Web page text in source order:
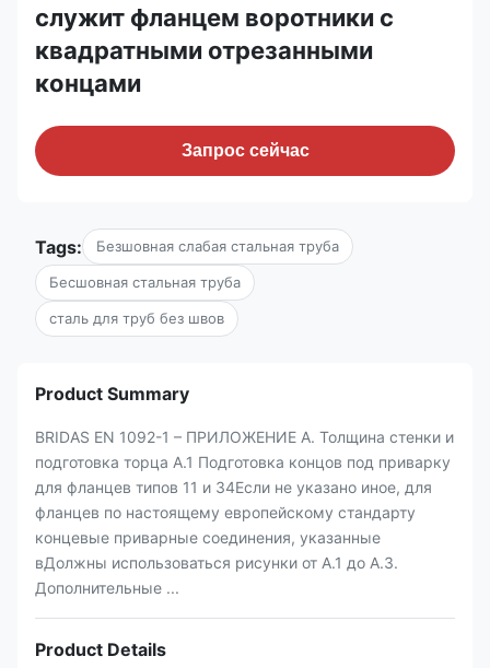
служит фланцем воротники с
квадратными отрезанными
концами
Запрос сейчас
Tags: Безшовная слабая стальная труба
Бесшовная стальная труба
сталь для труб без швов
Product Summary
BRIDAS EN 1092-1 – ПРИЛОЖЕНИЕ A. Толщина стенки и
подготовка торца А.1 Подготовка концов под приварку
для фланцев типов 11 и 34Если не указано иное, для
фланцев по настоящему европейскому стандарту
концевые приварные соединения, указанные
вДолжны использоваться рисунки от А.1 до А.3.
Дополнительные ...
Product Details